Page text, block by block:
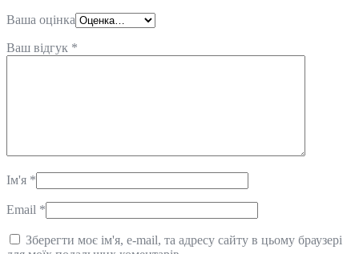
Ваша оцінка
Ваш відгук *
Ім'я *
Email *
Зберегти моє ім'я, e-mail, та адресу сайту в цьому браузері